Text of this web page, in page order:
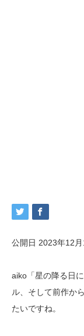
公開日 2023年12月
aiko「星の降る日
ル、そして前作か
たいですね。